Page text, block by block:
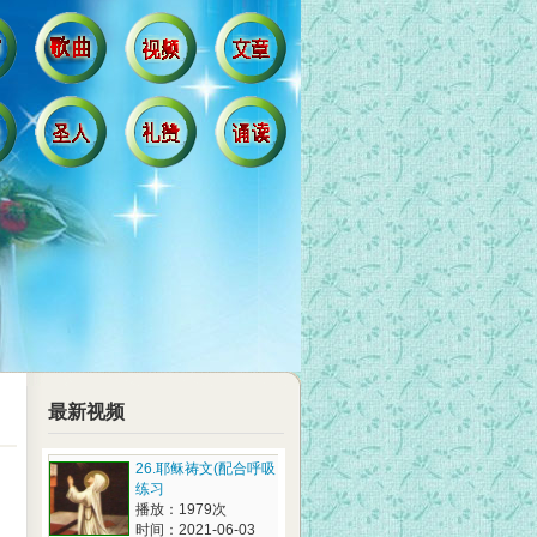
最新视频
26.耶稣祷文(配合呼吸
练习
播放：1979次
时间：2021-06-03